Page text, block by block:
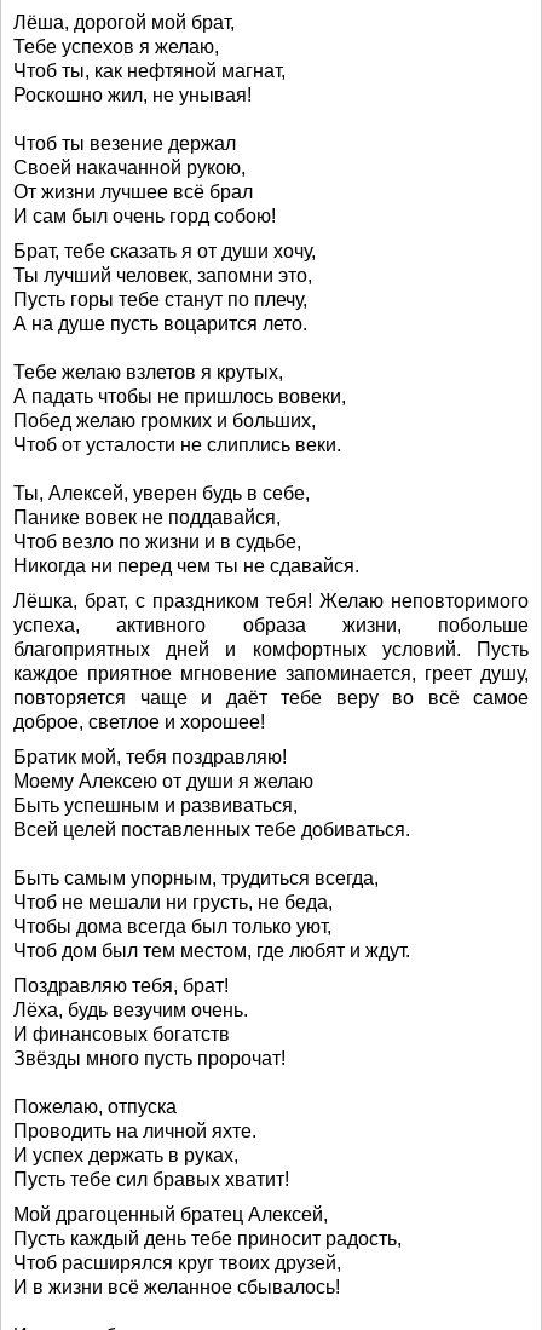
Лёша, дорогой мой брат,
Тебе успехов я желаю,
Чтоб ты, как нефтяной магнат,
Роскошно жил, не унывая!
Чтоб ты везение держал
Своей накачанной рукою,
От жизни лучшее всё брал
И сам был очень горд собою!
Брат, тебе сказать я от души хочу,
Ты лучший человек, запомни это,
Пусть горы тебе станут по плечу,
А на душе пусть воцарится лето.
Тебе желаю взлетов я крутых,
А падать чтобы не пришлось вовеки,
Побед желаю громких и больших,
Чтоб от усталости не слиплись веки.
Ты, Алексей, уверен будь в себе,
Панике вовек не поддавайся,
Чтоб везло по жизни и в судьбе,
Никогда ни перед чем ты не сдавайся.
Лёшка, брат, с праздником тебя! Желаю неповторимого
успеха, активного образа жизни, побольше
благоприятных дней и комфортных условий. Пусть
каждое приятное мгновение запоминается, греет душу,
повторяется чаще и даёт тебе веру во всё самое
доброе, светлое и хорошее!
Братик мой, тебя поздравляю!
Моему Алексею от души я желаю
Быть успешным и развиваться,
Всей целей поставленных тебе добиваться.
Быть самым упорным, трудиться всегда,
Чтоб не мешали ни грусть, не беда,
Чтобы дома всегда был только уют,
Чтоб дом был тем местом, где любят и ждут.
Поздравляю тебя, брат!
Лёха, будь везучим очень.
И финансовых богатств
Звёзды много пусть пророчат!
Пожелаю, отпуска
Проводить на личной яхте.
И успех держать в руках,
Пусть тебе сил бравых хватит!
Мой драгоценный братец Алексей,
Пусть каждый день тебе приносит радость,
Чтоб расширялся круг твоих друзей,
И в жизни всё желанное сбывалось!